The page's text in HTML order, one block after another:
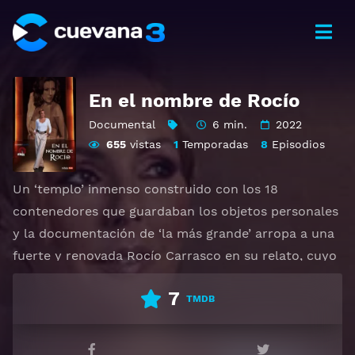
En el nombre de Rocío
Documental 6 min.
2022
655 vistas 1 Temporadas 8 Episodios
Un ‘templo’ inmenso construido con los 18
contenedores que guardaban los objetos personales
y la documentación de ‘la más grande’ arropa a una
fuerte y renovada Rocío Carrasco en su relato, cuyo
punto de partida es el 1 de junio de 2006, cuando
muere Rocío Jurado dejando un vacío enorme y una
que pasó tras la lectura del testamento la obligaba a
7 TMDB